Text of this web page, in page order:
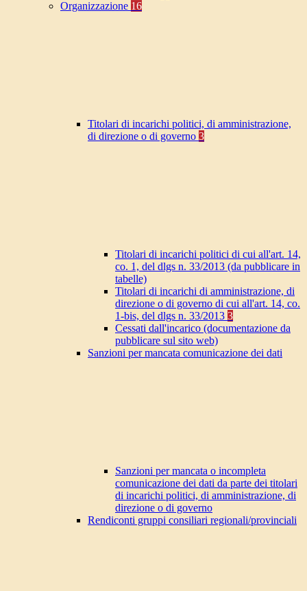
Organizzazione 16
Titolari di incarichi politici, di amministrazione,
di direzione o di governo 3
Titolari di incarichi politici di cui all'art. 14,
co. 1, del dlgs n. 33/2013 (da pubblicare in
tabelle)
Titolari di incarichi di amministrazione, di
direzione o di governo di cui all'art. 14, co.
1-bis, del dlgs n. 33/2013 3
Cessati dall'incarico (documentazione da
pubblicare sul sito web)
Sanzioni per mancata comunicazione dei dati
Sanzioni per mancata o incompleta
comunicazione dei dati da parte dei titolari
di incarichi politici, di amministrazione, di
direzione o di governo
Rendiconti gruppi consiliari regionali/provinciali